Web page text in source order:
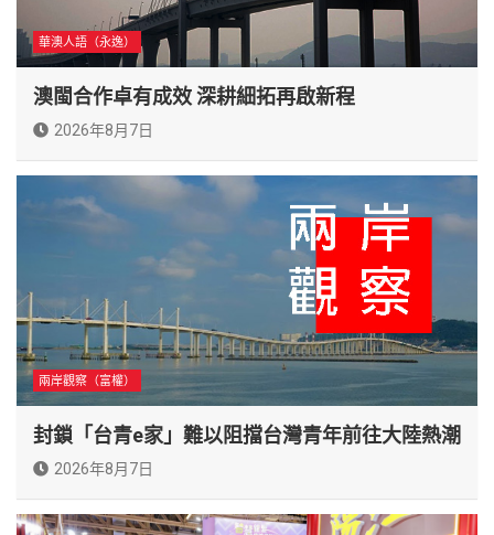
華澳人語（永逸）
澳閩合作卓有成效 深耕細拓再啟新程
2026年8月7日
兩岸觀察（富權）
封鎖「台青e家」難以阻擋台灣青年前往大陸熱潮
2026年8月7日